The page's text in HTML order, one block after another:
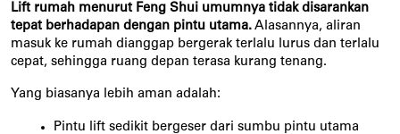
Lift rumah menurut Feng Shui umumnya tidak disarankan
tepat berhadapan dengan pintu utama. Alasannya, aliran
masuk ke rumah dianggap bergerak terlalu lurus dan terlalu
cepat, sehingga ruang depan terasa kurang tenang.
Yang biasanya lebih aman adalah:
Pintu lift sedikit bergeser dari sumbu pintu utama